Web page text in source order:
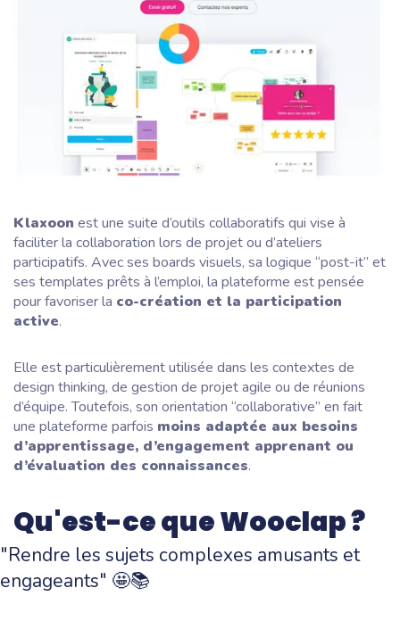
Klaxoon est une suite d’outils collaboratifs qui vise à
faciliter la collaboration lors de projet ou d’ateliers
participatifs. Avec ses boards visuels, sa logique “post-it” et
ses templates prêts à l’emploi, la plateforme est pensée
pour favoriser la co-création et la participation
active.
Elle est particulièrement utilisée dans les contextes de
design thinking, de gestion de projet agile ou de réunions
d’équipe. Toutefois, son orientation “collaborative” en fait
une plateforme parfois moins adaptée aux besoins
d’apprentissage, d’engagement apprenant ou
d’évaluation des connaissances.
Qu'est-ce que Wooclap ?
"Rendre les sujets complexes amusants et
engageants" 🤩📚